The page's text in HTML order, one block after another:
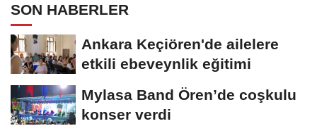
SON HABERLER
Ankara Keçiören'de ailelere
etkili ebeveynlik eğitimi
Mylasa Band Ören’de coşkulu
konser verdi